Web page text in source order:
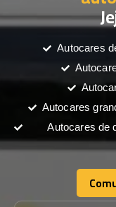
Autocares
Autocares
Autocares de